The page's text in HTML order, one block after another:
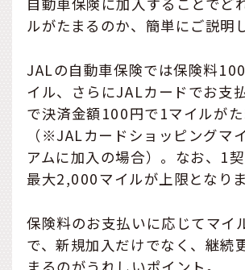
ルがたまるのか、簡単にご説明
JALの自動車保険では保険料
イル、さらにJALカードでお支
で決済金額100円で1マイルが
（※JALカードショッピングマ
アムに加入の場合）。なお、1
最大2,000マイルが上限となりま
保険料のお支払いに応じてマイ
で、新規加入だけでなく、継続